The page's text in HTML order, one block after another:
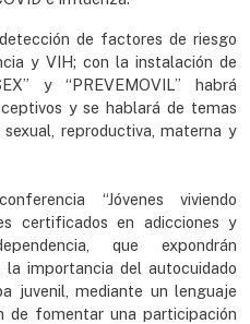
de factores de riesgo
y VIH; con la instalación de
y “PREVEMOVIL” habrá
y se hablará de temas
reproductiva, materna y
“Jóvenes viviendo
certificados en adicciones y
que expondrán
importancia del autocuidado
juvenil, mediante un lenguaje
fomentar una participación